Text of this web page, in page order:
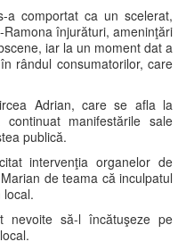
a comportat ca un scelerat,
înjurături, ameninţări
iar la un moment dat a
rândul consumatorilor, care
Adrian, care se afla la
manifestările sale
publică.
intervenţia organelor de
de teama că inculpatul
nevoite să-l încătuşeze pe